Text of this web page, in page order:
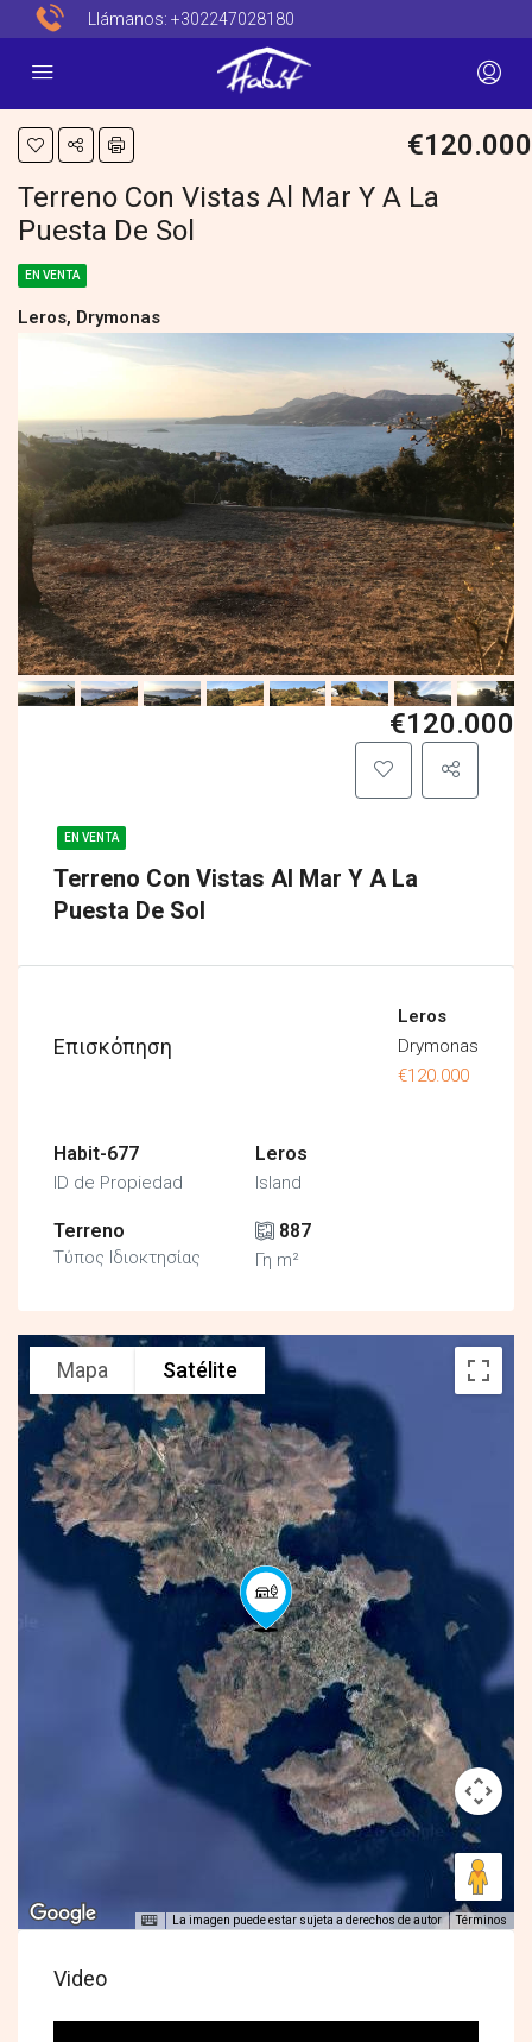
Llámanos: +302247028180
€120.000
Terreno Con Vistas Al Mar Y A La
Puesta De Sol
EN VENTA
Leros, Drymonas
EN VENTA
Terreno Con Vistas Al Mar Y A La
Puesta De Sol
€120.000
Επισκόπηση
Leros
Drymonas
€120.000
Habit-677
ID de Propiedad
Leros
Island
Terreno
Τύπος Ιδιοκτησίας
887
Γη m²
Mapa Satélite
La imagen puede estar sujeta a derechos de autor Términos
Video